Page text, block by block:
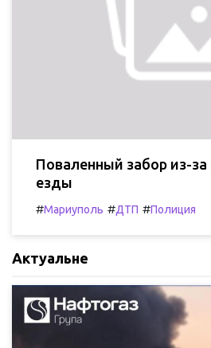
Поваленный забор из-за
езды
#Мариуполь #ДТП #Полиция
Актуальне